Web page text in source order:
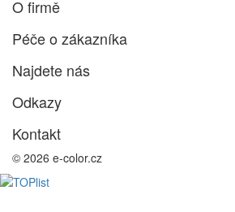
O firmě
Péče o zákazníka
Najdete nás
Odkazy
Kontakt
© 2026 e-color.cz